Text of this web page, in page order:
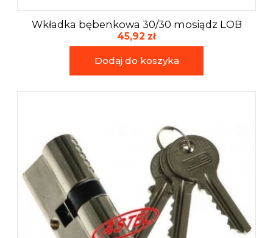
Wkładka bębenkowa 30/30 mosiądz LOB
45,92 zł
Dodaj do koszyka